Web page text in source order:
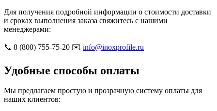
Для получения подробной информации о стоимости доставки
и сроках выполнения заказа свяжитесь с нашими
менеджерами:
📞 8 (800) 755-75-20 ✉️ info@inoxprofile.ru
Удобные способы оплаты
Мы предлагаем простую и прозрачную систему оплаты для
наших клиентов: